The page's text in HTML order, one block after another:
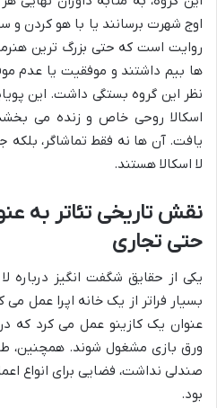
اوج شهرت برسانند یا با هو کردن و
روایت است که حتی بزرگ ترین
ها بیم داشتند و موفقیت یا عدم
نظر این گروه بستگی داشت. این
اسکالا روحی خاص و زنده می
یافت. آن ها نه فقط تماشاگر،
لا اسکالا هستند.
نقش تاریخی تئاتر به
حتی تجاری
یکی از حقایق شگفت انگیز درباره
بسیار فراتر از یک خانه اپرا عمل
عنوان یک کازینو عمل می کرد که
ورق بازی مشغول شوند. همچنین،
صندلی نداشت، فضایی برای انواع
بود.